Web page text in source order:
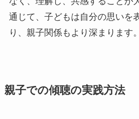
通じて、子どもは自分の思いを
り、親子関係もより深まります。
親子での傾聴の実践方法